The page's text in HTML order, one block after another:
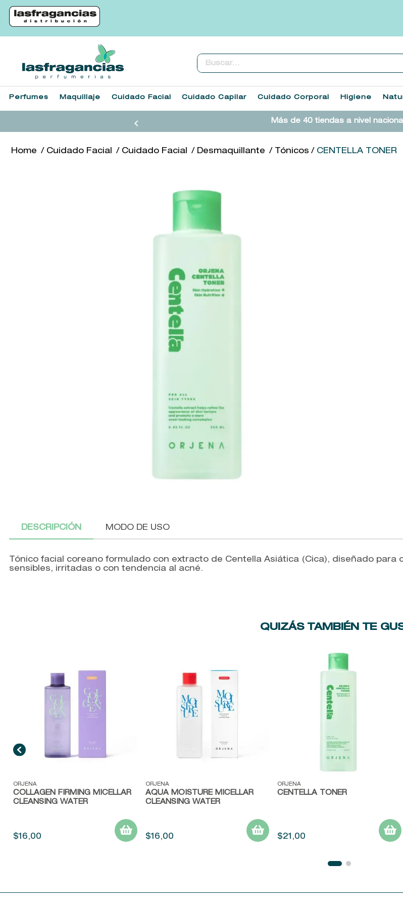
Buscar...
Perfumes Maquillaje Cuidado Facial Cuidado Capilar Cuidado Corporal Higiene
Más de 40 tiendas a nivel
Cuidado Facial Cuidado Facial Desmaquillante Tónicos CENTELLA TONER
DESCRIPCIÓN MODO DE USO
Tónico facial coreano formulado con extracto de Centella Asiática (Cica), diseñado para
sensibles, irritadas o con tendencia al acné.
QUIZÁS TAMBIÉN TE
Vista rápida
ORJENA
COLLAGEN FIRMING MICELLAR
CLEANSING WATER
$16,00
Vista rápida
ORJENA
AQUA MOISTURE MICELLAR
CLEANSING WATER
$16,00
Vista rápida
ORJENA
CENTELLA TONER
$21 ,00
1.
heathcote
sol ipanema
3.
flowerbomb
4.
cleanance
9.